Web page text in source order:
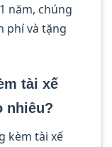
năm, chúng
phí và tặng
tài xế
nhiêu?
kèm tài xế